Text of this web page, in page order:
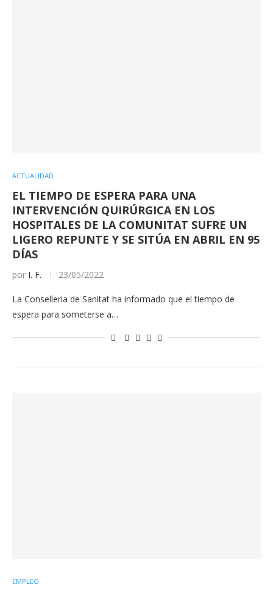
ACTUALIDAD
EL TIEMPO DE ESPERA PARA UNA
INTERVENCIÓN QUIRÚRGICA EN LOS
HOSPITALES DE LA COMUNITAT SUFRE UN
LIGERO REPUNTE Y SE SITÚA EN ABRIL EN 95
DÍAS
por I. F. 23/05/2022
La Conselleria de Sanitat ha informado que el tiempo de
espera para someterse a…
EMPLEO